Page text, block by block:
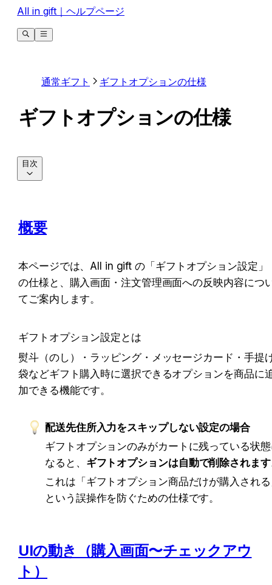
All in gift｜ヘルプページ
通常ギフト ギフトオプションの仕様
ギフトオプションの仕様
概要
本ページでは、All in gift の「ギフトオプション設定」
の仕様と、購入画面・注文管理画面への反映内容につ
てご案内します。
ギフトオプション設定とは
熨斗（のし）・ラッピング・メッセージカード・手提
袋などギフト購入時に選択できるオプションを商品に
加できる機能です。
配送先住所入力をスキップしない設定の場合
ギフトオプションのみがカートに残っている状
なると、 ギフトオプションは自動で削除されま
これは「ギフトオプション商品だけが購入され
という誤操作を防ぐための仕様です。
UIの動き（購入画面〜チェックアウ
ト）
目次